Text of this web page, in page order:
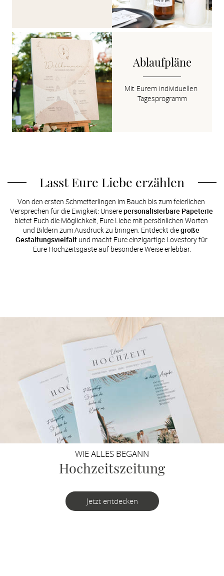
Ablaufpläne
Mit Eurem individuellen
Tagesprogramm
Lasst Eure Liebe erzählen
Von den ersten Schmetterlingen im Bauch bis zum feierlichen
Versprechen für die Ewigkeit: Unsere personalisierbare Papeterie
bietet Euch die Möglichkeit, Eure Liebe mit persönlichen Worten
und Bildern zum Ausdruck zu bringen. Entdeckt die große
Gestaltungsvielfalt und macht Eure einzigartige Lovestory für
Eure Hochzeitsgäste auf besondere Weise erlebbar.
WIE ALLES BEGANN
Hochzeitszeitung
Jetzt entdecken